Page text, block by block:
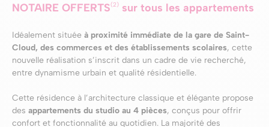
NOTAIRE OFFERTS(2) sur tous les appartements
Idéalement située à proximité immédiate de la gare de Saint-
Cloud, des commerces et des établissements scolaires, cette
nouvelle réalisation s’inscrit dans un cadre de vie recherché,
entre dynamisme urbain et qualité résidentielle.
Cette résidence à l’architecture classique et élégante propose
des appartements du studio au 4 pièces, conçus pour offrir
confort et fonctionnalité au quotidien. La majorité des